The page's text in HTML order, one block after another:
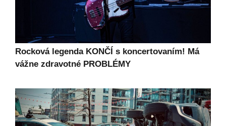
Rocková legenda KONČÍ s koncertovaním! Má
vážne zdravotné PROBLÉMY